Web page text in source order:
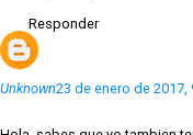
Responder
Unknown23 de enero de 2017,